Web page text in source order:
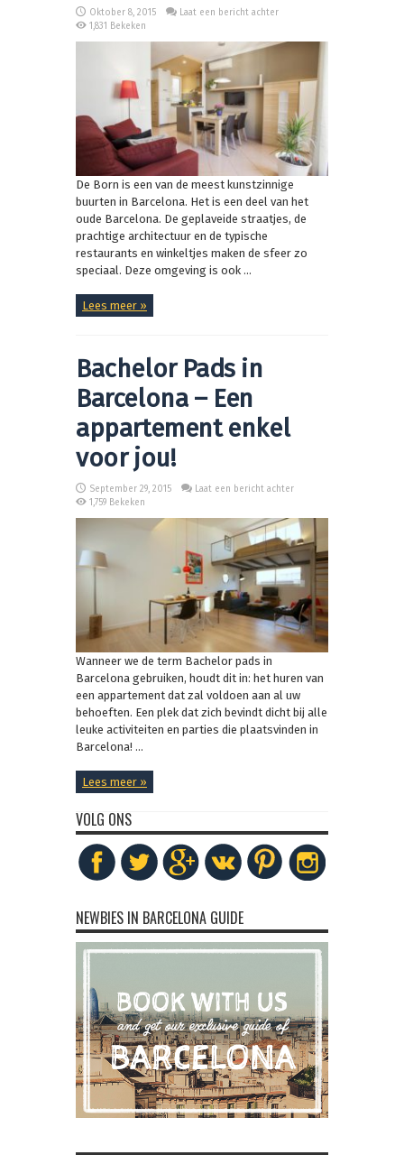
Oktober 8, 2015
Laat een bericht achter
1,831 Bekeken
De Born is een van de meest kunstzinnige
buurten in Barcelona. Het is een deel van het
oude Barcelona. De geplaveide straatjes, de
prachtige architectuur en de typische
restaurants en winkeltjes maken de sfeer zo
speciaal. Deze omgeving is ook ...
Lees meer »
Bachelor Pads in
Barcelona – Een
appartement enkel
voor jou!
September 29, 2015
Laat een bericht achter
1,759 Bekeken
Wanneer we de term Bachelor pads in
Barcelona gebruiken, houdt dit in: het huren van
een appartement dat zal voldoen aan al uw
behoeften. Een plek dat zich bevindt dicht bij alle
leuke activiteiten en parties die plaatsvinden in
Barcelona! ...
Lees meer »
VOLG ONS
NEWBIES IN BARCELONA GUIDE